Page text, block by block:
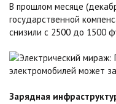
В прошлом месяце
государственной
снизили с 2500 до 1500
Зарядная